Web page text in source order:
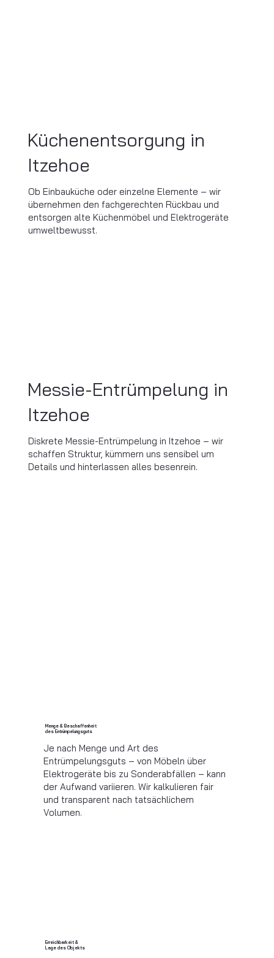
Küchenentsorgung in
Itzehoe
Ob Einbauküche oder einzelne Elemente – wir
übernehmen den fachgerechten Rückbau und
entsorgen alte Küchenmöbel und Elektrogeräte
umweltbewusst.
Messie-Entrümpelung in
Itzehoe
Diskrete Messie-Entrümpelung in Itzehoe – wir
schaffen Struktur, kümmern uns sensibel um
Details und hinterlassen alles besenrein.
Menge & Beschaffenheit
des Entrümpelungsguts
Je nach Menge und Art des
Entrümpelungsguts – von Möbeln über
Elektrogeräte bis zu Sonderabfällen – kann
der Aufwand variieren. Wir kalkulieren fair
und transparent nach tatsächlichem
Volumen.
Erreichbarkeit &
Lage des Objekts